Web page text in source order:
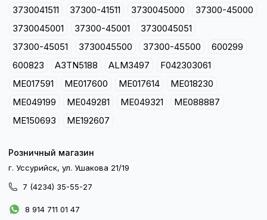
3730041511 37300-41511 3730045000
37300-45000
3730045001
37300-45001
3730045051
37300-45051
3730045500 37300-45500
600299
600823
A3TN5188 ALM3497
F042303061
ME017591
ME017600 ME017614
ME018230
ME049199
ME049281 ME049321
ME088887
ME150693
ME192607
Розничный магазин
г. Уссурийск, ул. Ушакова 21/19
7 (4234) 35-55-27
8 914 711 01 47